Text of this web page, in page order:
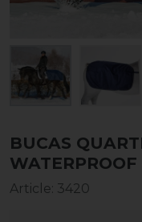
BUCAS
Article: 3420